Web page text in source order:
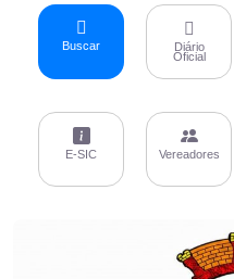
Buscar Diário
Oficial
E-SIC Vereadores